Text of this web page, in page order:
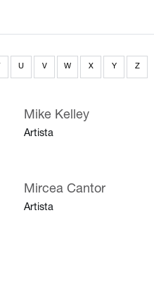
U V W X Y Z
Mike Kelley
Artista
Mircea Cantor
Artista